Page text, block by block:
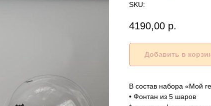
SKU:
4190,00 р.
Добавить в
В состав набора «Мой
• Фонтан из 5 шаров